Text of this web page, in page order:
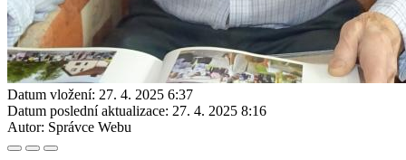
Datum vložení: 27. 4. 2025 6:37
Datum poslední aktualizace: 27. 4. 2025 8:16
Autor: Správce Webu